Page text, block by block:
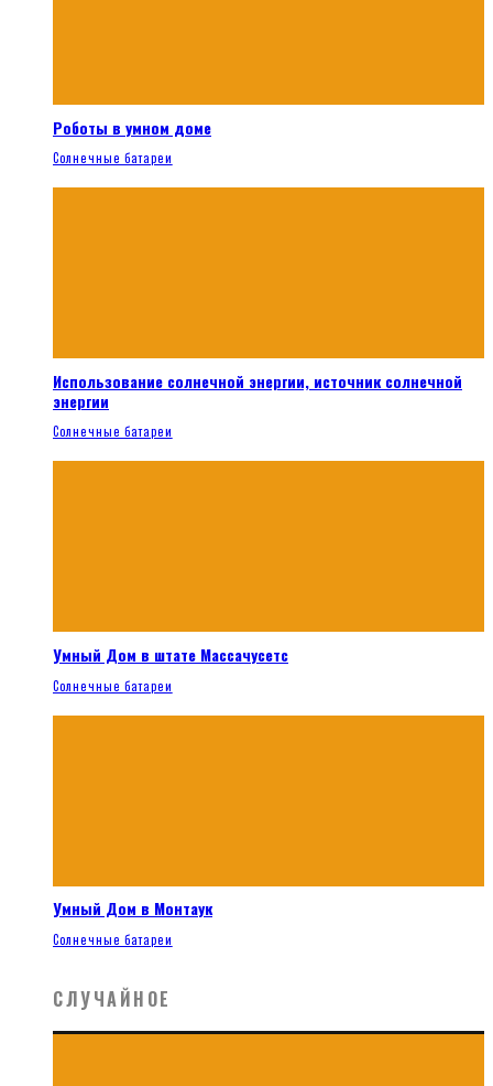
Роботы в умном доме
Солнечные батареи
Использование солнечной энергии, источник солнечной
энергии
Солнечные батареи
Умный Дом в штате Массачусетс
Солнечные батареи
Умный Дом в Монтаук
Солнечные батареи
СЛУЧАЙНОЕ